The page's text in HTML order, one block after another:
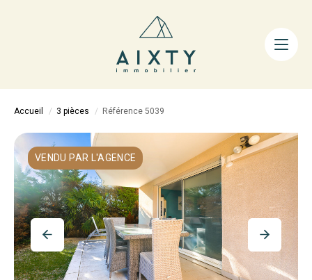
ACHETER
AIXTY & VOUS
Nos Agences
Nos Équipes
Nos Tarifs
Nos Biens Vendus
Accueil 3 pièces Référence 5039
VENDU PAR L'AGENCE